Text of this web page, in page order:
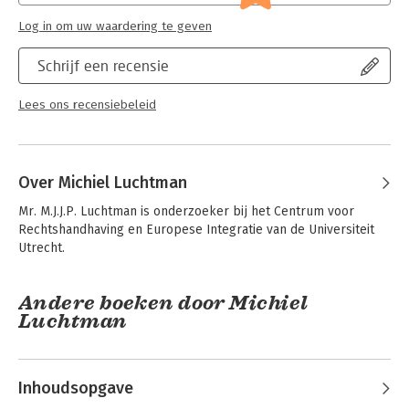
Schrijf een recensie
Lees ons recensiebeleid
Log in om uw waardering te geven
Over Michiel Luchtman
Mr. M.J.J.P. Luchtman is onderzoeker bij het Centrum voor
Rechtshandhaving en Europese Integratie van de Universiteit
Utrecht.
Andere boeken door Michiel
Luchtman
Inhoudsopgave